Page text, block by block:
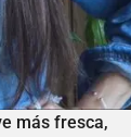
más fresca,